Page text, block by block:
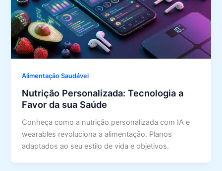
Alimentação Saudável
Nutrição Personalizada: Tecnologia a
Favor da sua Saúde
Conheça como a nutrição personalizada com IA e
wearables revoluciona a alimentação. Planos
adaptados ao seu estilo de vida e objetivos.